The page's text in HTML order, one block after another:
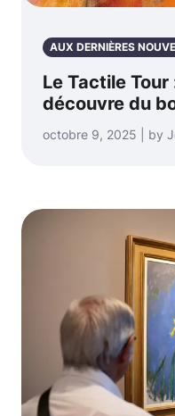
AUX DERNIÈRES
Le Tactile Tour
découvre du
octobre 9, 2025 | by